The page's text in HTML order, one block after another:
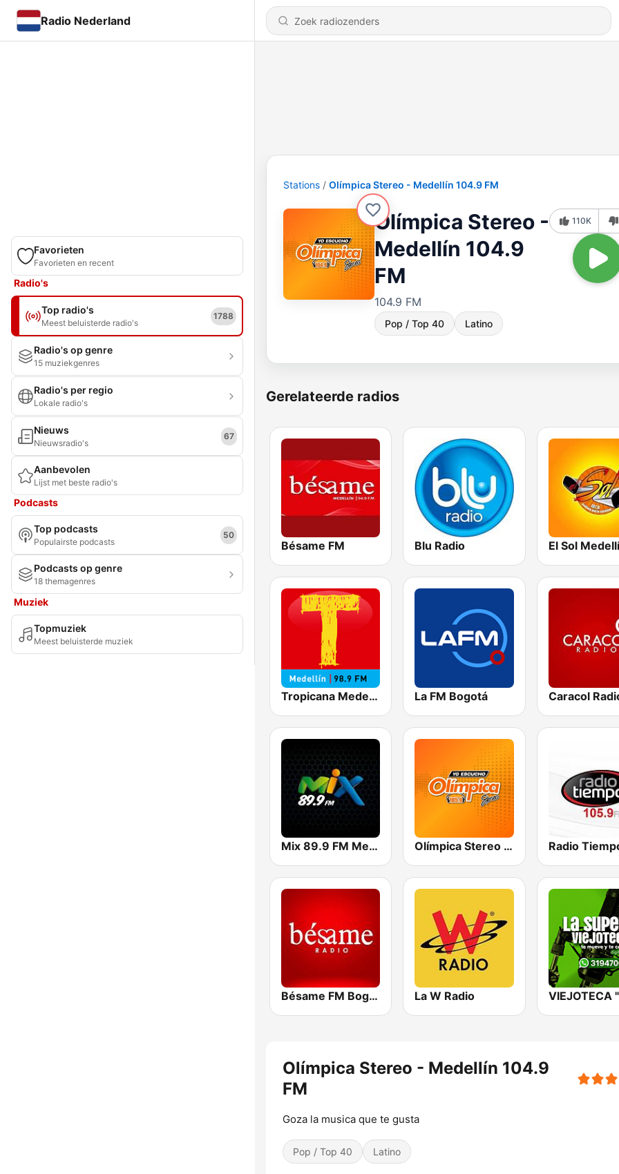
Radio Nederland
Favorieten
Favorieten en recent
Radio's
Top radio's
Meest beluisterde radio's
1788
Radio's op genre
15 muziekgenres
Radio's per regio
Lokale radio's
Nieuws
Nieuwsradio's
67
Aanbevolen
Lijst met beste radio's
Podcasts
Top podcasts
Populairste podcasts
50
Podcasts op genre
18 themagenres
Muziek
Topmuziek
Meest beluisterde muziek
Stations Olímpica Stereo - Medellín 104.9 FM
Olímpica Stereo -
Medellín 104.9
FM
104.9 FM
Pop / Top 40 Latino
110K
Gerelateerde radios
Bésame FM Blu Radio El Sol
Tropicana Medellín La FM Bogotá Caracol
Mix 89.9 FM Medellin Olímpica Stereo Bogotá 105.9 FM
Bésame FM Bogotá La W Radio
Olímpica Stereo - Medellín 104.9
FM
Goza la musica que te gusta
Pop / Top 40 Latino